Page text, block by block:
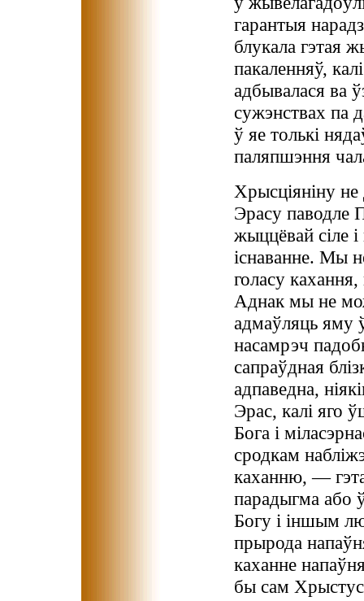
гарантыя
блукала гэтая
пакаленняў,
адбывалася ва
сужэнствах па
ў яе толькі
паляпшэння
Хрысціяніну
Эрасу паводле
жыццёвай сіле
існаванне. Мы
голасу
Аднак мы не
адмаўляць яму
насамрэч
сапраўдная
адпаведна,
Эрас, калі яго
Бога і
сродкам
каханню, —
парадыгма або
Богу і іншым
прырода
каханне
бы сам